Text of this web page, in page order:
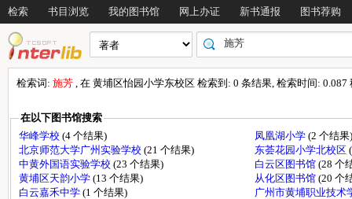
检索 书目浏览 我的图书馆 网上办证 新书通报 图书荐购
检索词: 施芳 , 在 黄埔区怡园小学东校区 检索到: 0 条结果, 检索时间: 0.087
在以下图书馆搜索
华峰学校 (4 个结果) 凤凰湖小学 (2 个结果)
北京师范大学广州实验学校 (21 个结果) 东荟花园小学北校区
中黄外国语实验学校 (23 个结果) 白云区图书馆 (28 个
黄埔区天韵小学 (13 个结果) 从化区图书馆 (20 个
白云嘉禾中学 (1 个结果)
广州市黄埔职业技术